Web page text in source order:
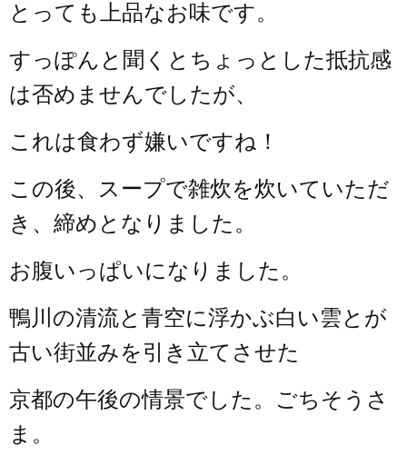
とっても上品なお味です。
すっぽんと聞くとちょっとした抵抗感
は否めませんでしたが、
これは食わず嫌いですね！
この後、スープで雑炊を炊いていただ
き、締めとなりました。
お腹いっぱいになりました。
鴨川の清流と青空に浮かぶ白い雲とが
古い街並みを引き立てさせた
京都の午後の情景でした。ごちそうさ
ま。